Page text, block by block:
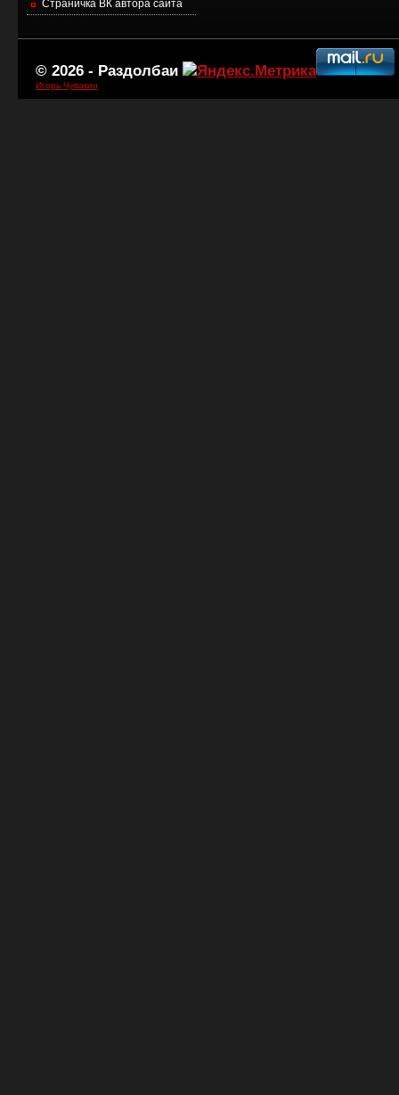
Страничка ВК автора сайта
© 2026 - Раздолбаи
Игорь Чувакин